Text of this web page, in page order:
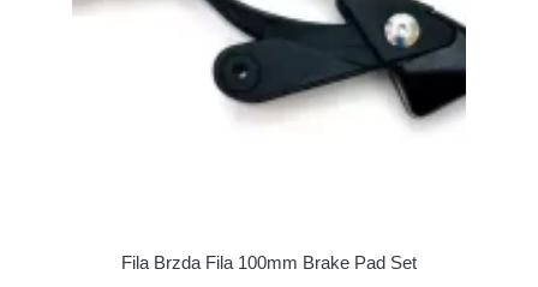
Fila Brzda Fila 100mm Brake Pad Set